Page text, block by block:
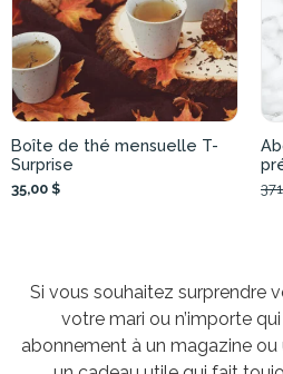
Boîte de thé mensuelle T-
Surprise
35,00 $
Si vous souhaitez surprendre
votre mari ou n’importe
abonnement à un magazine